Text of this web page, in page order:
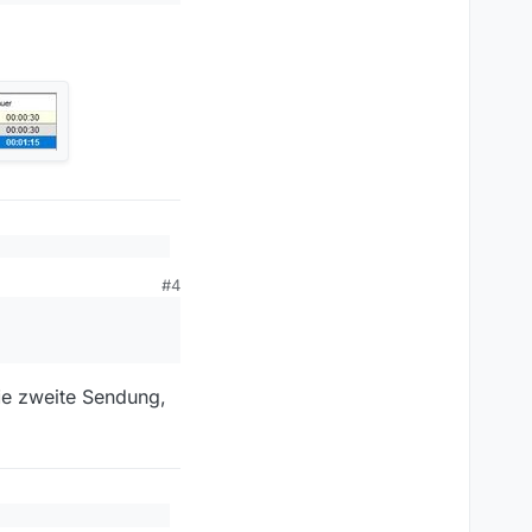
funktionieren und
sehr nützlichen
#4
zweite Sendung,